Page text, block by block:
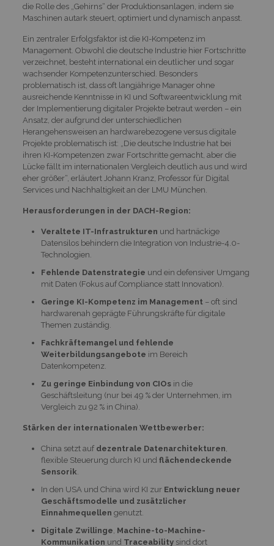
die Rolle des „Gehirns“ der Produktionsanlagen, indem sie
Maschinen autark steuert, optimiert und dynamisch anpasst.
Ein zentraler Erfolgsfaktor ist die KI-Kompetenz im
Management. Obwohl die deutsche Industrie hier Fortschritte
verzeichnet, besteht international ein deutlicher und sogar
wachsender Kompetenzunterschied. Besonders
problematisch ist, dass oft langjährige Manager ohne
ausreichende Kenntnisse in KI und Softwareentwicklung mit
der Implementierung digitaler Projekte betraut werden – ein
Ansatz, der aufgrund der unterschiedlichen
Herangehensweisen an hardwarebezogene versus digitale
Projekte problematisch ist: „Die deutsche Industrie hat bei
ihren KI-Kompetenzen zwar Fortschritte gemacht, aber die
Lücke fällt im internationalen Vergleich deutlich aus und wird
eher größer“, erläutert Johann Kranz, Professor für Digital
Services und Nachhaltigkeit an der LMU München.
Herausforderungen in der DACH-Region:
Veraltete IT-Infrastrukturen und hartnäckige
Datensilos behindern die Integration von Industrie-4.0-
Technologien.
Fehlende Datenstrategie und ein defensiver Umgang
mit Daten (Fokus auf Compliance statt Innovation).
Geringe KI-Kompetenz im Management– oft sind
hardwarenah geprägte Führungskräfte für digitale
Themen zuständig.
Fachkräftemangel und fehlende
Weiterbildungsangebote im Bereich
Datenkompetenz.
Zu geringe Einbindung von CIOsin die
Geschäftsleitung (nur bei 49 % der Unternehmen, im
Vergleich zu 92 % in China).
Stärken der internationalen Wettbewerber:
China setzt auf dezentrale Datenarchitekturen,
flexible Steuerung durch KI und flächendeckende
Sensorik.
In den USA und China wird KI zur Entwicklung neuer
Geschäftsmodelle und zusätzlicher
Einnahmequellen genutzt.
Digitale Zwillinge, Machine-to-Machine-
Kommunikation und Traceabilitysind dort